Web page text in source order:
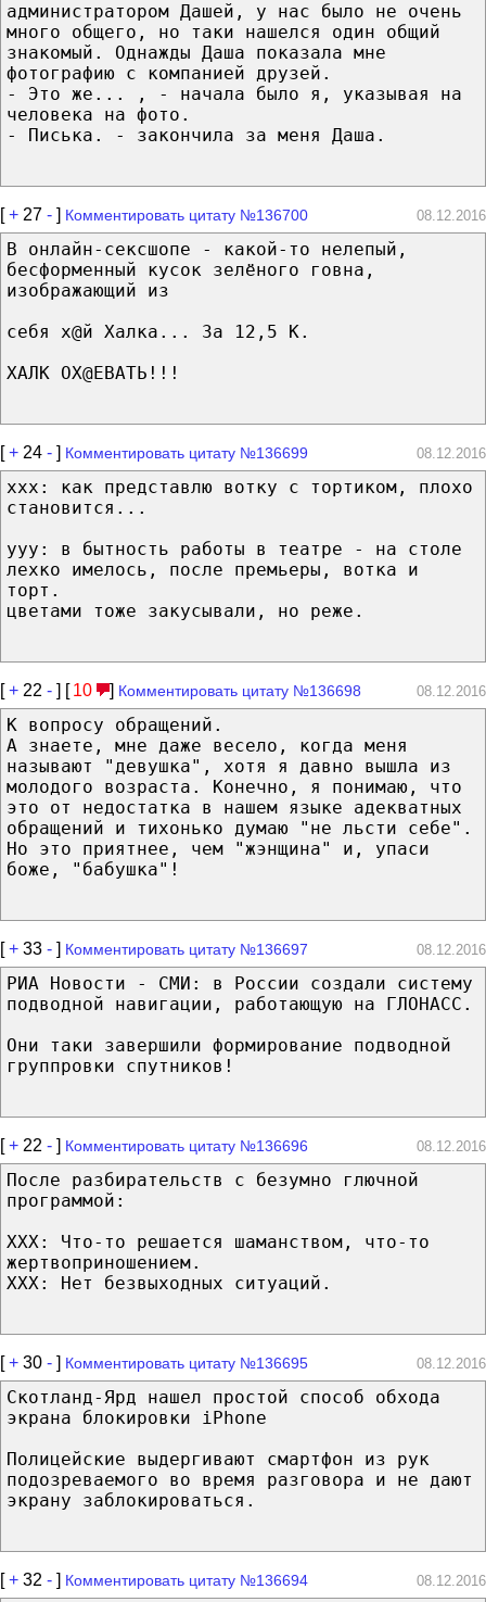
администратором Дашей, у нас было не очень
много общего, но таки нашелся один общий
знакомый. Однажды Даша показала мне
фотографию с компанией друзей.
- Это же... , - начала было я, указывая на
человека на фото.
- Писька. - закончила за меня Даша.
[+ 27 - ] Комментировать цитату №136700 08.12.2016
В онлайн-сексшопе - какой-то нелепый,
бесформенный кусок зелёного говна,
изображающий из
себя х@й Халка... За 12,5 К.
ХАЛК ОХ@ЕВАТЬ!!!
[+ 24 - ] Комментировать цитату №136699 08.12.2016
xxx: как представлю вотку с тортиком, плохо
становится...
yyy: в бытность работы в театре - на столе
лехко имелось, после премьеры, вотка и
торт.
цветами тоже закусывали, но реже.
[+ 22 - ] [ 10 ] Комментировать цитату №136698 08.12.2016
К вопросу обращений.
А знаете, мне даже весело, когда меня
называют "девушка", хотя я давно вышла из
молодого возраста. Конечно, я понимаю, что
это от недостатка в нашем языке адекватных
обращений и тихонько думаю "не льсти себе".
Но это приятнее, чем "жэнщина" и, упаси
боже, "бабушка"!
[+ 33 - ] Комментировать цитату №136697 08.12.2016
РИА Новости - СМИ: в России создали систему
подводной навигации, работающую на ГЛОНАСС.
Они таки завершили формирование подводной
группровки спутников!
[+ 22 - ] Комментировать цитату №136696 08.12.2016
После разбирательств с безумно глючной
программой:
XXX: Что-то решается шаманством, что-то
жертвоприношением.
XXX: Нет безвыходных ситуаций.
[+ 30 - ] Комментировать цитату №136695 08.12.2016
Скотланд-Ярд нашел простой способ обхода
экрана блокировки iPhone
Полицейские выдергивают смартфон из рук
подозреваемого во время разговора и не дают
экрану заблокироваться.
[+ 32 - ] Комментировать цитату №136694 08.12.2016